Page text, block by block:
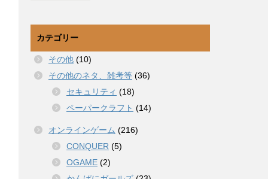
カテゴリー
その他 (10)
その他のネタ、雑考等 (36)
セキュリティ (18)
ペーパークラフト (14)
オンラインゲーム (216)
CONQUER (5)
OGAME (2)